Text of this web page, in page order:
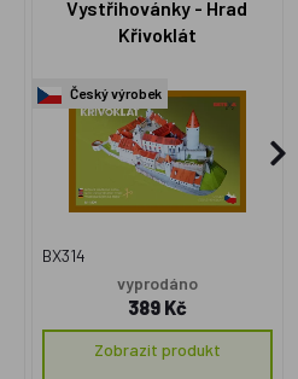
Vystřihovánky - Hrad
Křivoklát
Český výrobek
BX314
vyprodáno
389 Kč
Zobrazit produkt